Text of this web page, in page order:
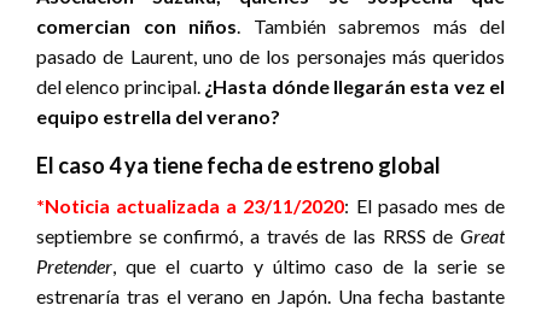
comercian con niños. También sabremos más del
pasado de Laurent, uno de los personajes más queridos
del elenco principal. ¿Hasta dónde llegarán esta vez el
equipo estrella del verano?
El caso 4 ya tiene fecha de estreno global
*Noticia actualizada a 23/11/2020: El pasado mes de
septiembre se confirmó, a través de las RRSS de Great
Pretender, que el cuarto y último caso de la serie se
estrenaría tras el verano en Japón. Una fecha bastante